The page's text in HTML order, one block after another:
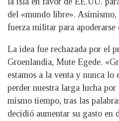
del «mundo libre». Asimismo,
fuerza militar para apoderarse
La idea fue rechazada por el
Groenlandia, Mute Egede.
estamos a la venta y nunca lo
perder nuestra larga lucha
mismo tiempo, tras las
decidió aumentar su gasto en